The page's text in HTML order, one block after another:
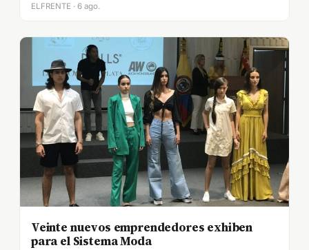
ELFRENTE · 6 ago.
Veinte nuevos emprendedores exhiben
para el Sistema Moda